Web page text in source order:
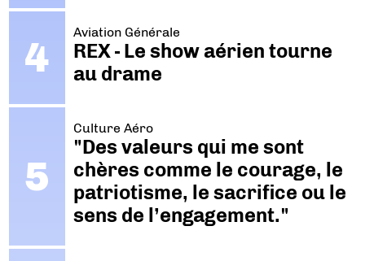
Aviation Générale
REX - Le show aérien tourne
au drame
Culture Aéro
"Des valeurs qui me sont
chères comme le courage, le
patriotisme, le sacrifice ou le
sens de l’engagement."